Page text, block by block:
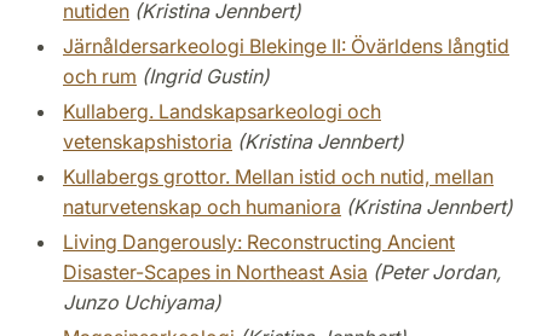
nutiden (Kristina Jennbert)
Järnåldersarkeologi Blekinge II: Övärldens långtid
och rum (Ingrid Gustin)
Kullaberg. Landskapsarkeologi och
vetenskapshistoria (Kristina Jennbert)
Kullabergs grottor. Mellan istid och nutid, mellan
naturvetenskap och humaniora (Kristina Jennbert)
Living Dangerously: Reconstructing Ancient
Disaster-Scapes in Northeast Asia (Peter Jordan,
Junzo Uchiyama)